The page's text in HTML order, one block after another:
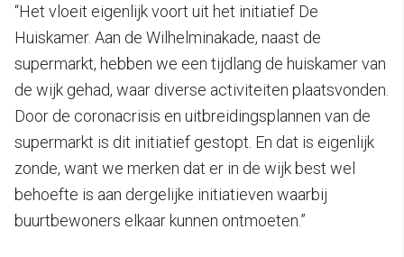
“Het vloeit eigenlijk voort uit het initiatief De
Huiskamer. Aan de Wilhelminakade, naast de
supermarkt, hebben we een tijdlang de huiskamer van
de wijk gehad, waar diverse activiteiten plaatsvonden.
Door de coronacrisis en uitbreidingsplannen van de
supermarkt is dit initiatief gestopt. En dat is eigenlijk
zonde, want we merken dat er in de wijk best wel
behoefte is aan dergelijke initiatieven waarbij
buurtbewoners elkaar kunnen ontmoeten.”